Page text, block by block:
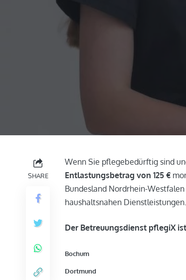
SHARE
Wenn Sie pflegebedürftig sind
Entlastungsbetrag von 125 €
Bundesland Nordrhein-
haushaltsnahen Dienstleistungen.
Der Betreuungsdienst pflegiX
Bochum
Dortmund